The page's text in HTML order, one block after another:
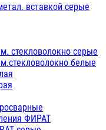
вставкой серые
стекловолокно серые
белые
ФИРАТ